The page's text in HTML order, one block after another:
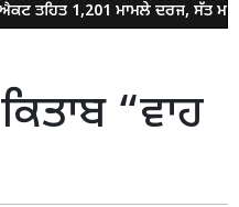
ਤਹਿਤ 1,201 ਮਾਮਲੇ ਦਰਜ, ਸੱਤ
“ਵਾਹ